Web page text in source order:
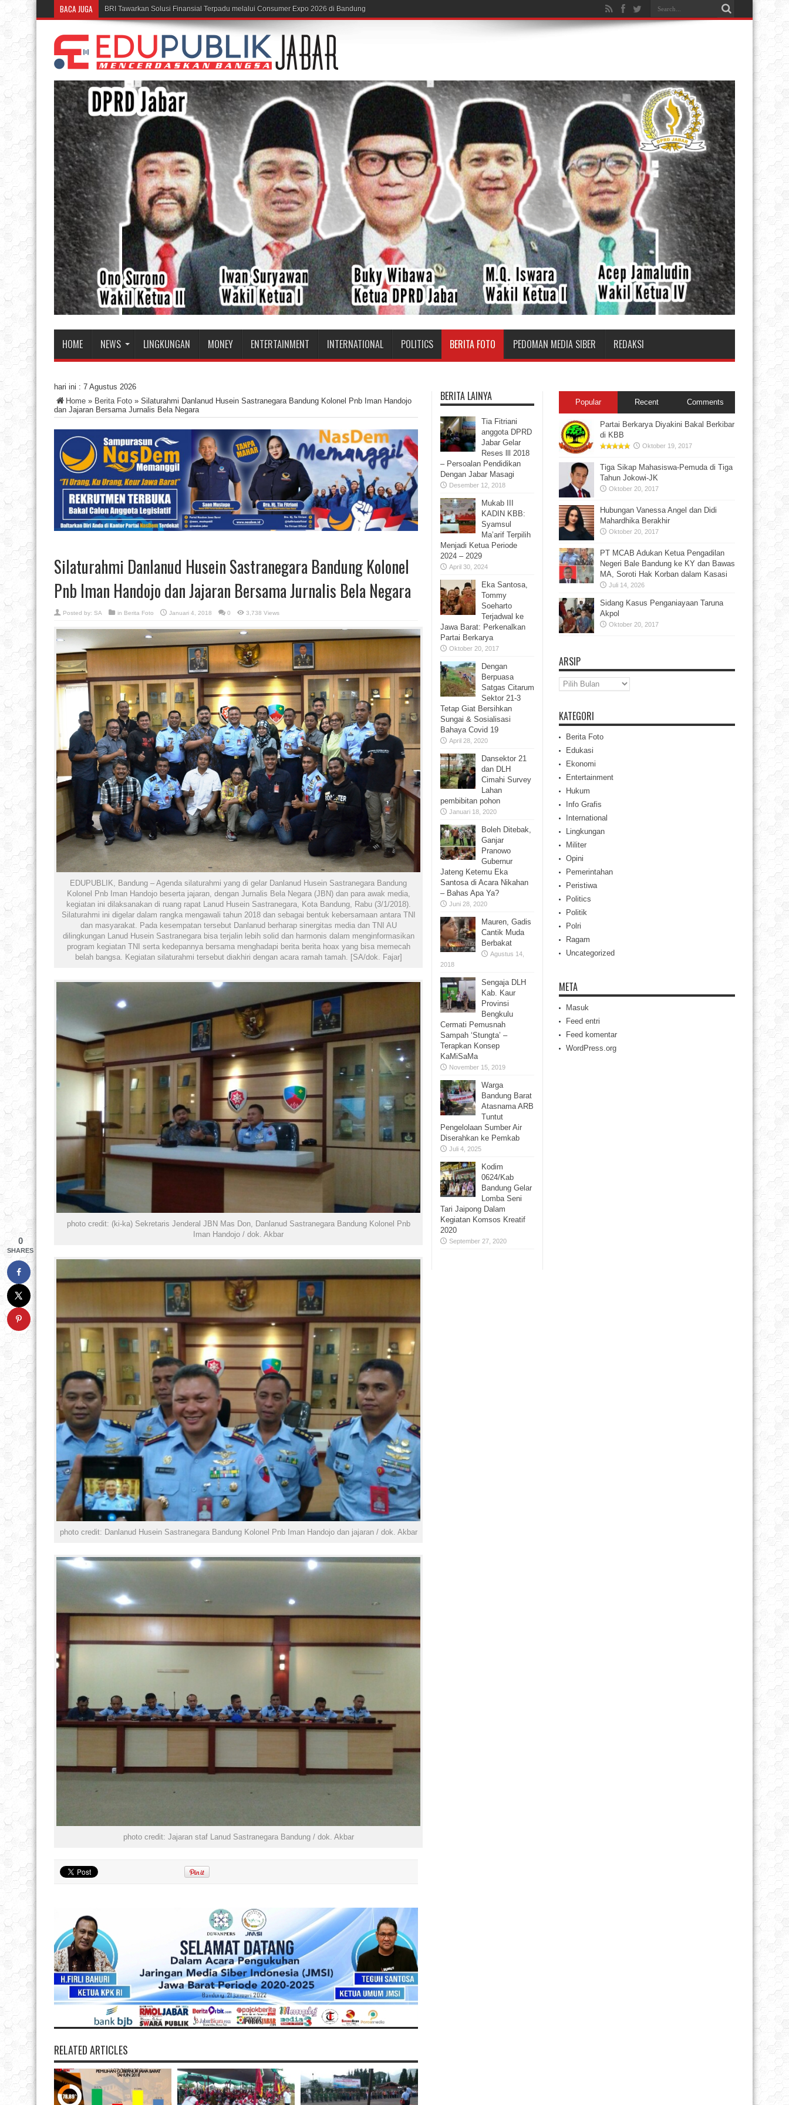
BACA JUGA Rumah BUMN BRI Bandung Cetak UMKM Inspiratif, Acuksae Berbagi Il
HOME NEWS LINGKUNGAN MONEY ENTERTAINMENT INTERNATIONAL POLITICS BERITA FOTO PEDOMAN MEDIA SIBER REDAKSI
hari ini : 7 Agustus 2026
Home » Berita Foto » Silaturahmi Danlanud Husein Sastranegara Bandung Kolonel Pnb Iman Handojo
dan Jajaran Bersama Jurnalis Bela Negara
Silaturahmi Danlanud Husein Sastranegara Bandung Kolonel
Pnb Iman Handojo dan Jajaran Bersama Jurnalis Bela Negara
Posted by: SA in Berita Foto Januari 4, 2018 0 3,738 Views
EDUPUBLIK, Bandung – Agenda silaturahmi yang di gelar Danlanud Husein Sastranegara Bandung
Kolonel Pnb Iman Handojo beserta jajaran, dengan Jurnalis Bela Negara (JBN) dan para awak media,
kegiatan ini dilaksanakan di ruang rapat Lanud Husein Sastranegara, Kota Bandung, Rabu (3/1/2018).
Silaturahmi ini digelar dalam rangka mengawali tahun 2018 dan sebagai bentuk kebersamaan antara TNI
dan masyarakat. Pada kesempatan tersebut Danlanud berharap sinergitas media dan TNI AU
dilingkungan Lanud Husein Sastranegara bisa terjalin lebih solid dan harmonis dalam menginformasikan
program kegiatan TNI serta kedepannya bersama menghadapi berita berita hoax yang bisa memecah
belah bangsa. Kegiatan silaturahmi tersebut diakhiri dengan acara ramah tamah. [SA/dok. Fajar]
photo credit: (ki-ka) Sekretaris Jenderal JBN Mas Don, Danlanud Sastranegara Bandung Kolonel Pnb
Iman Handojo / dok. Akbar
photo credit: Danlanud Husein Sastranegara Bandung Kolonel Pnb Iman Handojo dan jajaran / dok. Akbar
photo credit: Jajaran staf Lanud Sastranegara Bandung / dok. Akbar
RELATED ARTICLES
BERITA LAINYA
Tia Fitriani
anggota DPRD
Jabar Gelar
Reses lll 2018
– Persoalan Pendidikan
Dengan Jabar Masagi
Desember 12, 2018
Mukab III
KADIN KBB:
Syamsul
Ma’arif Terpilih
Menjadi Ketua Periode
2024 – 2029
April 30, 2024
Eka Santosa,
Tommy
Soeharto
Terjadwal ke
Jawa Barat: Perkenalkan
Partai Berkarya
Oktober 20, 2017
Dengan
Berpuasa
Satgas Citarum
Sektor 21-3
Tetap Giat Bersihkan
Sungai & Sosialisasi
Bahaya Covid 19
April 28, 2020
Dansektor 21
dan DLH
Cimahi Survey
Lahan
pembibitan pohon
Januari 18, 2020
Boleh Ditebak,
Ganjar
Pranowo
Gubernur
Jateng Ketemu Eka
Santosa di Acara Nikahan
– Bahas Apa Ya?
Juni 28, 2020
Mauren, Gadis
Cantik Muda
Berbakat
Agustus 14,
2018
Sengaja DLH
Kab. Kaur
Provinsi
Bengkulu
Cermati Pemusnah
Sampah ‘Stungta’ –
Terapkan Konsep
KaMiSaMa
November 15, 2019
Warga
Bandung Barat
Atasnama ARB
Tuntut
Pengelolaan Sumber Air
Diserahkan ke Pemkab
Juli 4, 2025
Kodim
0624/Kab
Bandung Gelar
Lomba Seni
Tari Jaipong Dalam
Kegiatan Komsos Kreatif
2020
September 27, 2020
Popular Recent Comments
Partai Berkarya Diyakini Bakal Berkibar
di KBB
Oktober 19, 2017
Tiga Sikap Mahasiswa-Pemuda di Tiga
Tahun Jokowi-JK
Oktober 20, 2017
Hubungan Vanessa Angel dan Didi
Mahardhika Berakhir
Oktober 20, 2017
PT MCAB Adukan Ketua Pengadilan
Negeri Bale Bandung ke KY dan Bawas
MA, Soroti Hak Korban dalam Kasasi
Juli 14, 2026
Sidang Kasus Penganiayaan Taruna
Akpol
Oktober 20, 2017
ARSIP
Arsip
KATEGORI
Berita Foto
Edukasi
Ekonomi
Entertainment
Hukum
Info Grafis
International
Lingkungan
Militer
Opini
Pemerintahan
Peristiwa
Politics
Politik
Polri
Ragam
Uncategorized
META
Masuk
Feed entri
Feed komentar
WordPress.org
0
SHARES